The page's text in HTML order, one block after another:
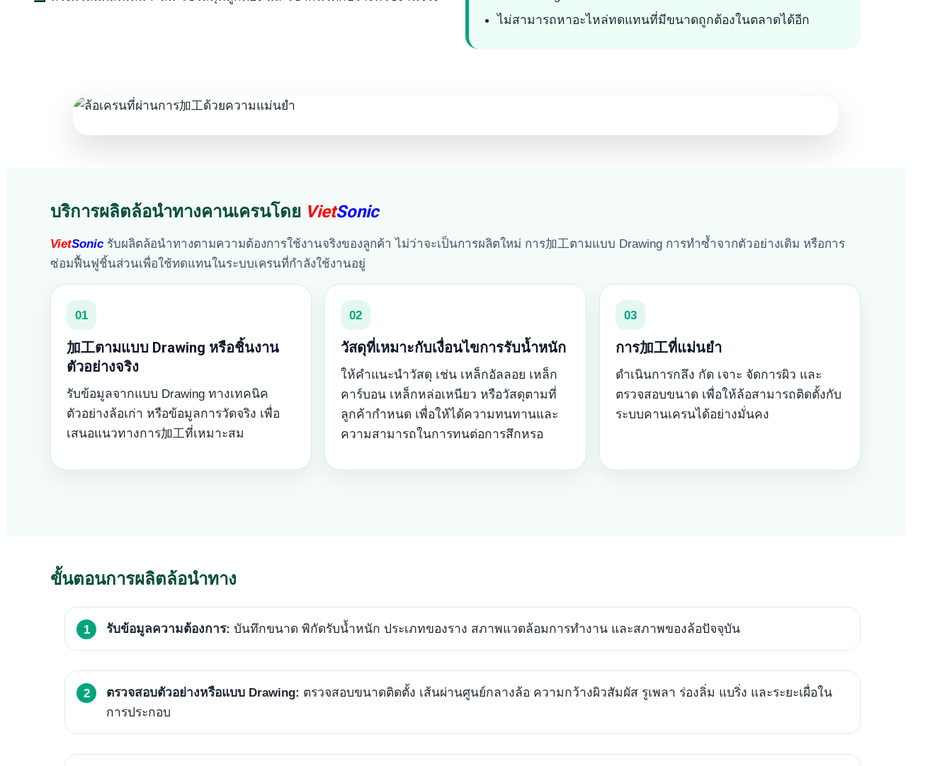
ไม่สามารถหาอะไหล่ทดแทนที่มีขนาดถูกต้องในตลาดได้อีก
บริการผลิตล้อนำทางคานเครนโดย VietSonic
VietSonic รับผลิตล้อนำทางตามความต้องการใช้งานจริงของลูกค้า ไม่ว่าจะเป็นการผลิตใหม่ การ加工ตามแบบ Drawing การทำซ้ำจากตัวอย่างเดิม หรือการ
ซ่อมฟื้นฟูชิ้นส่วนเพื่อใช้ทดแทนในระบบเครนที่กำลังใช้งานอยู่
01
加工ตามแบบ Drawing หรือชิ้นงาน
ตัวอย่างจริง
รับข้อมูลจากแบบ Drawing ทางเทคนิค
ตัวอย่างล้อเก่า หรือข้อมูลการวัดจริง เพื่อ
เสนอแนวทางการ加工ที่เหมาะสม
02
วัสดุที่เหมาะกับเงื่อนไขการรับน้ำหนัก
ให้คำแนะนำวัสดุ เช่น เหล็กอัลลอย เหล็ก
คาร์บอน เหล็กหล่อเหนียว หรือวัสดุตามที่
ลูกค้ากำหนด เพื่อให้ได้ความทนทานและ
ความสามารถในการทนต่อการสึกหรอ
03
การ加工ที่แม่นยำ
ดำเนินการกลึง กัด เจาะ จัดการผิว และ
ตรวจสอบขนาด เพื่อให้ล้อสามารถติดตั้งกับ
ระบบคานเครนได้อย่างมั่นคง
ขั้นตอนการผลิตล้อนำทาง
รับข้อมูลความต้องการ: บันทึกขนาด พิกัดรับน้ำหนัก ประเภทของราง สภาพแวดล้อมการทำงาน และสภาพของล้อปัจจุบัน
ตรวจสอบตัวอย่างหรือแบบ Drawing: ตรวจสอบขนาดติดตั้ง เส้นผ่านศูนย์กลางล้อ ความกว้างผิวสัมผัส รูเพลา ร่องลิ่ม แบริ่ง และระยะเผื่อใน
การประกอบ